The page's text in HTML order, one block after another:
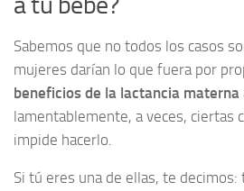
Sabemos que no todos los casos
mujeres darían lo que fuera por
beneficios de la lactancia materna
lamentablemente, a veces, ciertas
impide hacerlo.
Si tú eres una de ellas, te